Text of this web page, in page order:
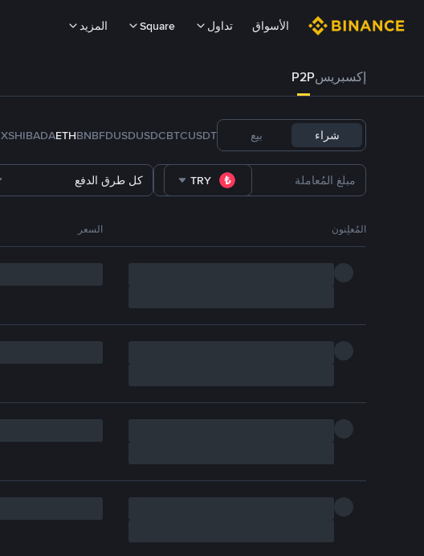
الأسواق تداول Square المزيد
إكسبريسP2P
شراء بيع USDT
BTC
USDC
FDUSD
BNB
ETH
ADA
SHIB
TRY كل طرق الدفع
المُعلِنون السعر